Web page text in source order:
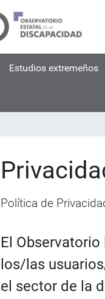
Estudios extremeños
Política de
El
los/las
el sector de la